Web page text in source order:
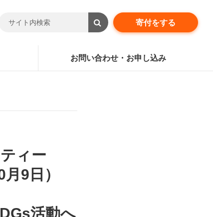
寄付をする
お問い合わせ・お申し込み
ィー
9日）
活動へ